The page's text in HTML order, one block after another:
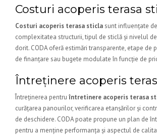
Costuri acoperis terasa
Costuri acoperis terasa sticlasunt influențate
complexitatea structurii, tipul de sticlă și nivelul
dorit. CODA oferă estimări transparente, etape de
de finanțare sau bugete modulate în funcție de
Întreținere acoperis
Întreținerea pentru întretinere acoperis terasa
curățarea panourilor, verificarea etanșărilor și
de deschidere. CODA poate propune un plan de
pentru a menține performanța și aspectul de